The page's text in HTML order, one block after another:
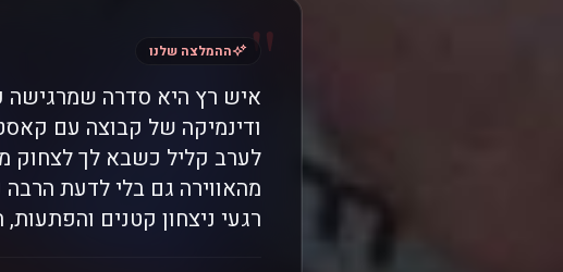
" ההמלצה שלנו
איש רץ היא סדרה שמרגישה
ודינמיקה של קבוצה עם
לערב קליל כשבא לך לצחוק
מהאווירה גם בלי לדעת
רגעי ניצחון קטנים והפתעות,